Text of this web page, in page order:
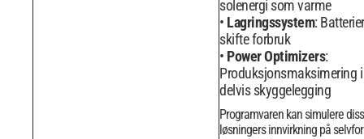
solenergi som varme
Lagringssystem:
skifte forbruk
Power Optimizers:
Produksjonsmaksimering
delvis skyggelegging
Programvaren kan simulere
løsningers innvirkning på